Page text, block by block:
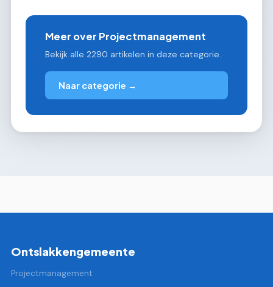
Meer over Projectmanagement
Bekijk alle 2290 artikelen in deze categorie.
Naar categorie →
Ontslakkengemeente
Projectmanagement